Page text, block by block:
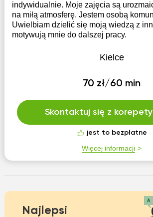
indywidualnie. Moje zajęcia są
na miłą atmosferę. Jestem osobą
Uwielbiam dzielić się moją wiedzą z
motywują mnie do dalszej pracy.
Kielce
70 zł/60 min
Skontaktuj się z
jest to bezpłatne
Więcej informacji
Najlepsi